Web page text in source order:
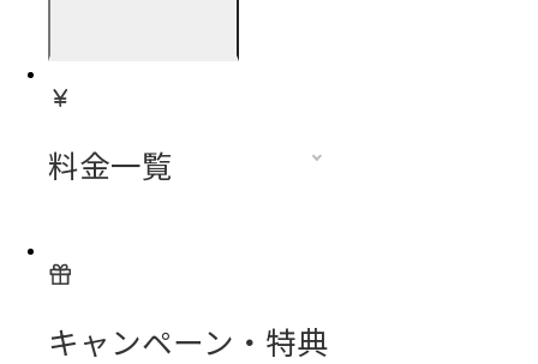
料金一覧
キャンペーン・特典